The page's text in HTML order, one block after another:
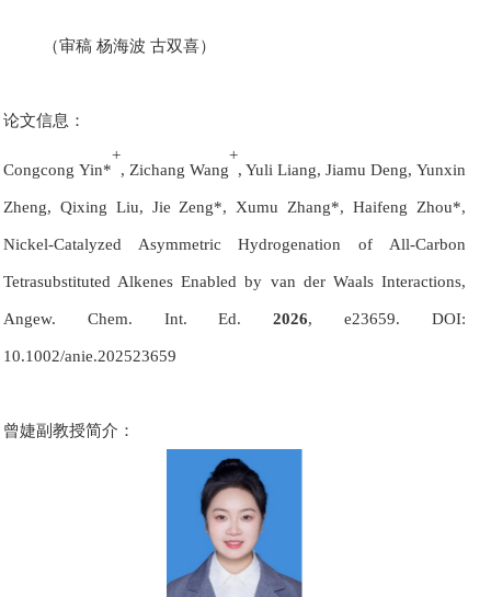
（审稿 杨海波 古双喜）
论文信息：
Congcong Yin*
+
, Zichang Wang
+
, Yuli Liang, Jiamu Deng, Yunxin
Zheng, Qixing Liu, Jie Zeng*, Xumu Zhang*, Haifeng Zhou*,
Nickel-Catalyzed Asymmetric Hydrogenation of All-Carbon
Tetrasubstituted Alkenes Enabled by van der Waals Interactions,
Angew. Chem. Int. Ed. 2026, e23659. DOI:
10.1002/anie.202523659
曾婕副教授简介：